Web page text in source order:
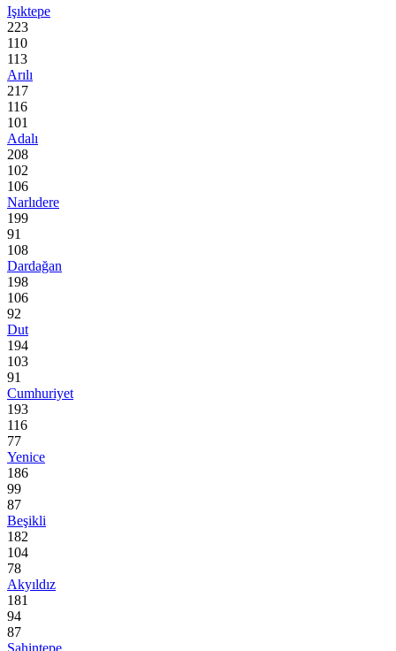
Işıktepe
223
110
113
Arılı
217
116
101
Adalı
208
102
106
Narlıdere
199
91
108
Dardağan
198
106
92
Dut
194
103
91
Cumhuriyet
193
116
77
Yenice
186
99
87
Beşikli
182
104
78
Akyıldız
181
94
87